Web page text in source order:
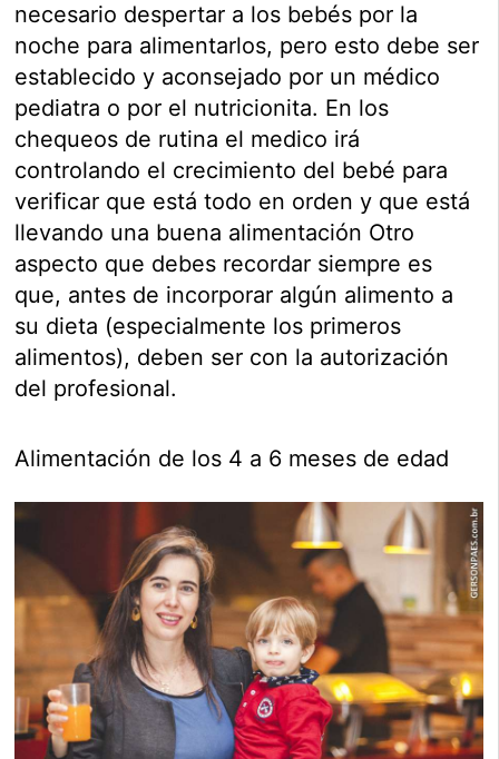
necesario despertar a los bebés por la
noche para alimentarlos, pero esto debe ser
establecido y aconsejado por un médico
pediatra o por el nutricionita. En los
chequeos de rutina el medico irá
controlando el crecimiento del bebé para
verificar que está todo en orden y que está
llevando una buena alimentación Otro
aspecto que debes recordar siempre es
que, antes de incorporar algún alimento a
su dieta (especialmente los primeros
alimentos), deben ser con la autorización
del profesional.
Alimentación de los 4 a 6 meses de edad